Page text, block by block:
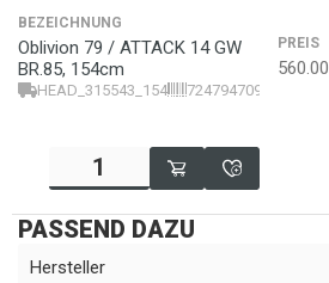
BEZEICHNUNG
Oblivion 79 / ATTACK 14 GW
BR.85, 154cm
HEAD_315543_154 724794709474
PREIS
560.00
PASSEND DAZU
Hersteller